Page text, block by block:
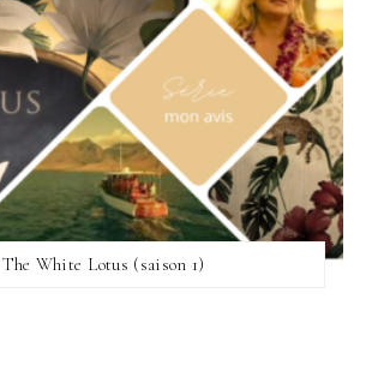
The White Lotus (saison 1)